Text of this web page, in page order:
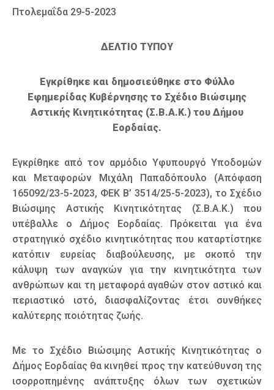
Πτολεμαΐδα 29-5-2023
ΔΕΛΤΙΟ ΤΥΠΟΥ
Εγκρίθηκε και δημοσιεύθηκε στο Φύλλο
Εφημερίδας Κυβέρνησης το Σχέδιο Βιώσιμης
Αστικής Κινητικότητας (Σ.Β.Α.Κ.) του Δήμου
Εορδαίας.
Εγκρίθηκε από τον αρμόδιο Υφυπουργό Υποδομών
και Μεταφορών Μιχάλη Παπαδόπουλο (Απόφαση
165092/23-5-2023, ΦΕΚ Β’ 3514/25-5-2023), το Σχέδιο
Βιώσιμης Αστικής Κινητικότητας (Σ.Β.Α.Κ.) που
υπέβαλλε ο Δήμος Εορδαίας. Πρόκειται για ένα
στρατηγικό σχέδιο κινητικότητας που καταρτίστηκε
κατόπιν ευρείας διαβούλευσης, με σκοπό την
κάλυψη των αναγκών για την κινητικότητα των
ανθρώπων και τη μεταφορά αγαθών στον αστικό και
περιαστικό ιστό, διασφαλίζοντας έτσι συνθήκες
καλύτερης ποιότητας ζωής.
Με το Σχέδιο Βιώσιμης Αστικής Κινητικότητας ο
Δήμος Εορδαίας θα κινηθεί προς την κατεύθυνση της
ισορροπημένης ανάπτυξης όλων των σχετικών